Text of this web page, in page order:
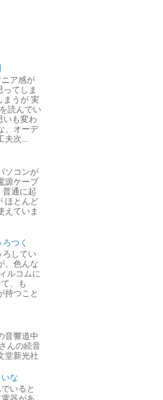
ア感が
てしま
まうが 実
読んでい
いも変わ
、オーデ
次...
ソコンが
源ケーブ
普通に起
ほとんど
えていま
つく
ろしてい
、色んな
ルコムに
、も
持つこと
音響道中
んの続音
堂新光社
な
いると